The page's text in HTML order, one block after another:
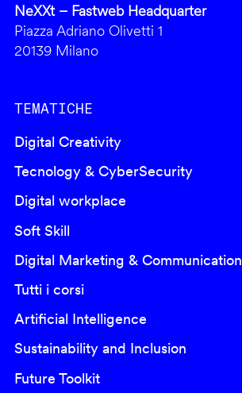
NeXXt – Fastweb Headquarter
Piazza Adriano Olivetti 1
20139 Milano
TEMATICHE
Digital Creativity
Tecnology & CyberSecurity
Digital workplace
Soft Skill
Digital Marketing & Communication
Tutti i corsi
Artificial Intelligence
Sustainability and Inclusion
Future Toolkit